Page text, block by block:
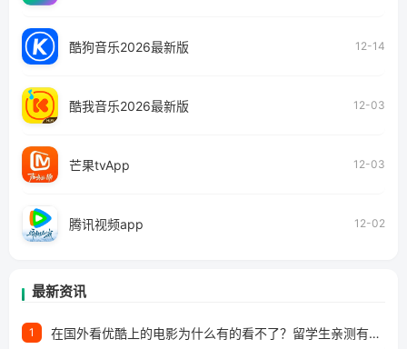
酷狗音乐2026最新版 12-14
酷我音乐2026最新版 12-03
芒果tvApp 12-03
腾讯视频app 12-02
最新资讯
1 在国外看优酷上的电影为什么有的看不了？留学生亲测有效的回国加速方案